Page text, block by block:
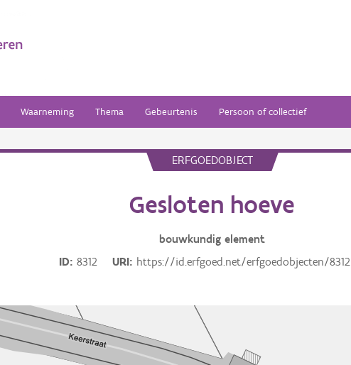
Waarneming Thema Gebeurtenis Persoon of collectief
ERFGOEDOBJECT
Gesloten hoeve
bouwkundig element
ID
8312 URI https://id.erfgoed.net/erfgoedobjecten/8312